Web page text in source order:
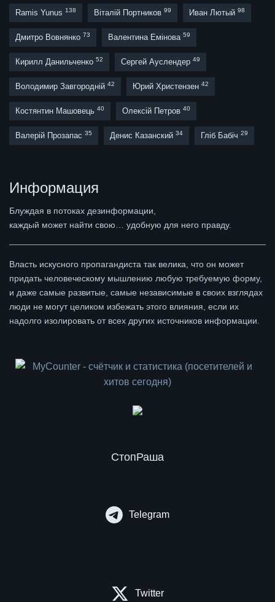
Ramis Yunus 138 Віталій Портников 99 Иван Лютый 98
Дмитро Вовнянко 73 Валентина Емінова 59
Кирилл Данильченко 52 Сергей Ауслендер 49
Володимир Завгородній 42 Юрий Христензен 42
Костянтин Машовець 40 Олексій Петров 40
Валерій Прозапас 35 Денис Казанский 34 Гліб Бабіч 29
Информация
Блуждая в потоках дезинформации,
каждый может найти свою… удобную для него правду.
Власть искусного пропагандиста так велика, что он может
придать человеческому мышлению любую требуемую форму,
и даже самые развитые, самые независимые в своих взглядах
люди не могут целиком избежать этого влияния, если их
надолго изолировать от всех других источников информации.
СтопРаша
Telegram
Twitter